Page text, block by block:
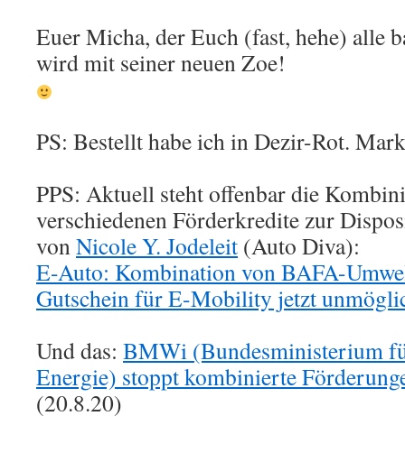
Euer Micha, der Euch (fast, hehe) alle
wird mit seiner neuen Zoe!
PS: Bestellt habe ich in Dezir-Rot.
PPS: Aktuell steht offenbar die
verschiedenen Förderkredite zur
vonNicole Y. Jodeleit (Auto Diva):
E-Auto: Kombination von BAFA-
Gutschein für E-Mobility jetzt
Und das: BMWi (Bundesministerium
Energie) stoppt kombinierte
(20.8.20)